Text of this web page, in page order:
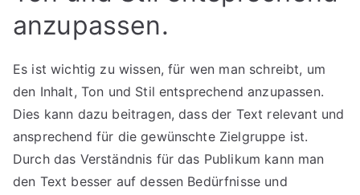
anzupassen.
Es ist wichtig zu wissen, für wen man schreibt, um
den Inhalt, Ton und Stil entsprechend anzupassen.
Dies kann dazu beitragen, dass der Text relevant und
ansprechend für die gewünschte Zielgruppe ist.
Durch das Verständnis für das Publikum kann man
den Text besser auf dessen Bedürfnisse und